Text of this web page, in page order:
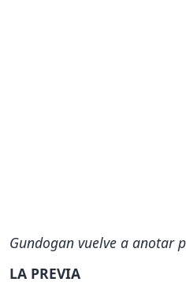
Gundogan vuelve a anotar
LA PREVIA